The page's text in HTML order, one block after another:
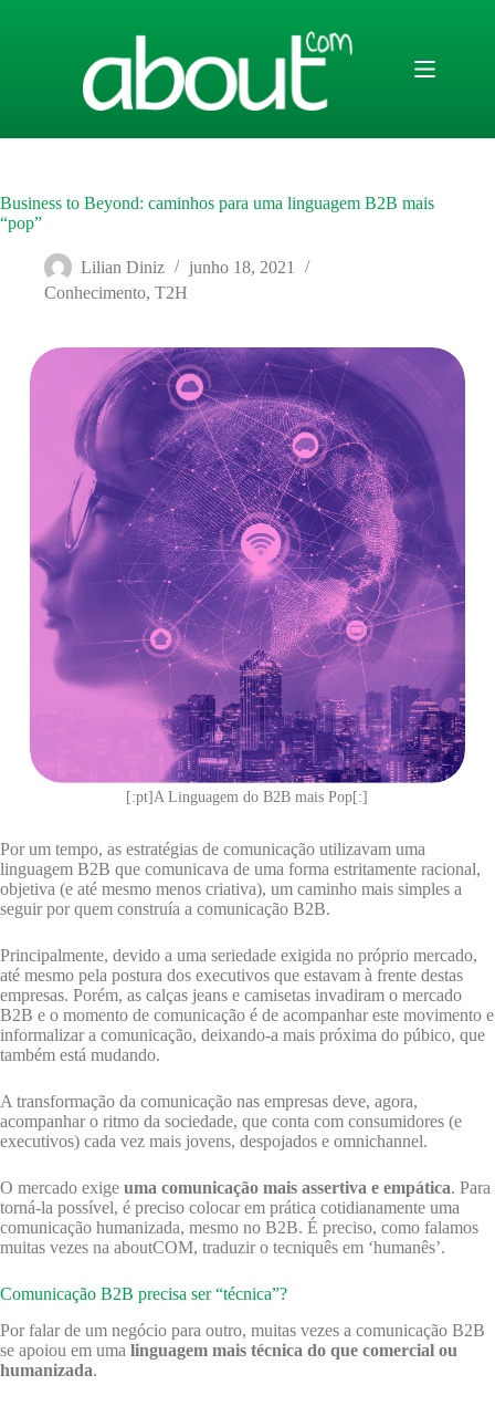
Business to Beyond: caminhos para uma linguagem B2B mais
“pop”
Lilian Diniz
junho 18, 2021
Conhecimento, T2H
[:pt]A Linguagem do B2B mais Pop[:]
Por um tempo, as estratégias de comunicação utilizavam uma
linguagem B2B que comunicava de uma forma estritamente racional,
objetiva (e até mesmo menos criativa), um caminho mais simples a
seguir por quem construía a comunicação B2B.
Principalmente, devido a uma seriedade exigida no próprio mercado,
até mesmo pela postura dos executivos que estavam à frente destas
empresas. Porém, as calças jeans e camisetas invadiram o mercado
B2B e o momento de comunicação é de acompanhar este movimento e
informalizar a comunicação, deixando-a mais próxima do púbico, que
também está mudando.
A transformação da comunicação nas empresas deve, agora,
acompanhar o ritmo da sociedade, que conta com consumidores (e
executivos) cada vez mais jovens, despojados e omnichannel.
O mercado exige uma comunicação mais assertiva e empática. Para
torná-la possível, é preciso colocar em prática cotidianamente uma
comunicação humanizada, mesmo no B2B. É preciso, como falamos
muitas vezes na aboutCOM, traduzir o tecniquês em ‘humanês’.
Comunicação B2B precisa ser “técnica”?
Por falar de um negócio para outro, muitas vezes a comunicação B2B
se apoiou em uma linguagem mais técnica do que comercial ou
humanizada.